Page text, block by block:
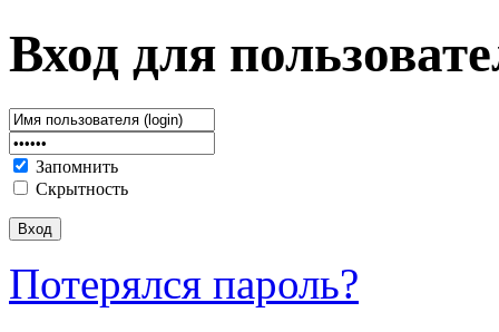
Вход для
Запомнить
Скрытность
Потерялся пароль?